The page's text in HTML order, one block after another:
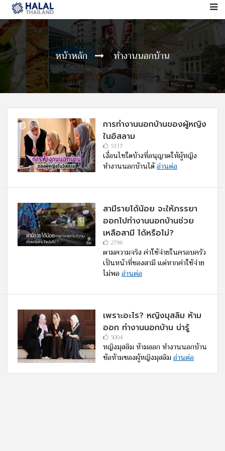
หน้าหลัก ทำงานนอกบ้าน
การทำงานนอกบ้านของผู้หญิง
ในอิสลาม
5117
เงื่อนไขใดบ้างที่อนุญาตให้ผู้หญิง
ทำงานนอกบ้านได้อ่านต่อ
สามีรายได้น้อย จะให้ภรรยา
ออกไปทำงานนอกบ้านช่วย
เหลือสามี ได้หรือไม่?
2796
ตามความจริง ค่าใช้จ่ายในครอบครัว
เป็นหน้าที่ของสามี แต่หากค่าใช้จ่าย
ไม่พอ อ่านต่อ
เพราะอะไร? หญิงมุสลิม ห้าม
ออก ทำงานนอกบ้าน น่ารู้
5004
หญิงมุสลิม ห้ามออก ทำงานนอกบ้าน
ข้อห้ามของผู้หญิงมุสลิม อ่านต่อ